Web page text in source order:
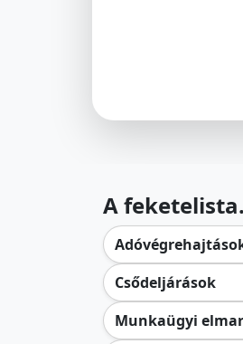
A
Csődeljárások
Munkaügyi